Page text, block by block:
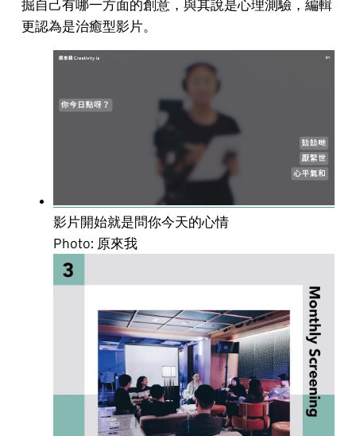
掘自己有哪一方面的創意，與其說是心理測驗，編輯
更認為是治癒型影片。
影片開始就是問你今天的心情
Photo: 原來我